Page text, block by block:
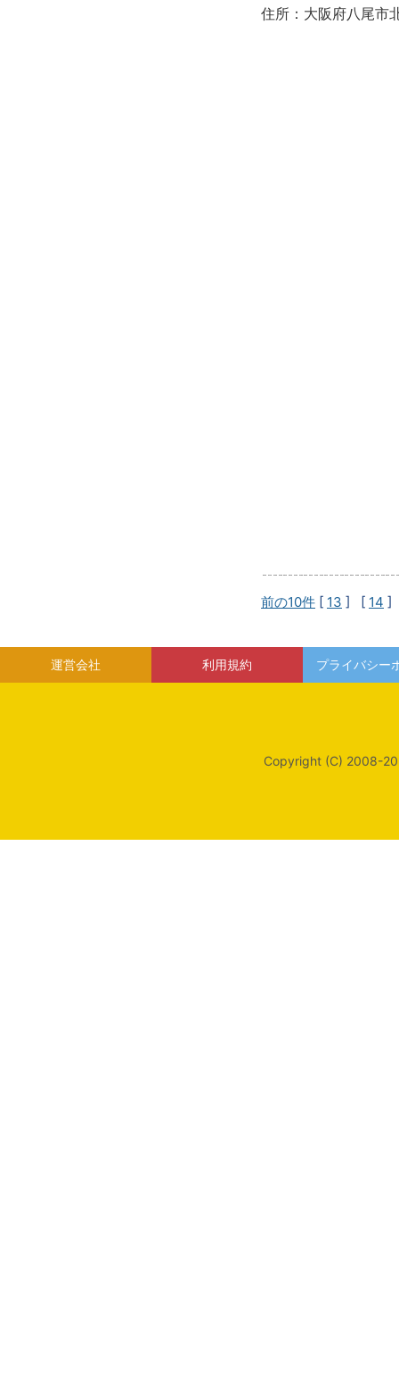
住所：大阪府八尾市
前の10件 [ 13 ] [ 14 ]
運営会社 利用規約 プライバシー
Copyright (C) 2008-